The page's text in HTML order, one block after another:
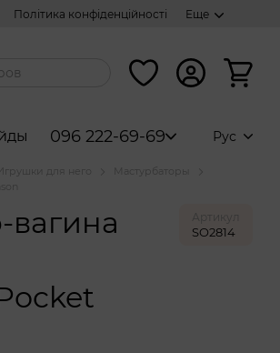
Політика конфіденційності Еще
096 222-69-69 Рус
Игрушки для него
Мастурбаторы
вагина
Артикул
SO2814